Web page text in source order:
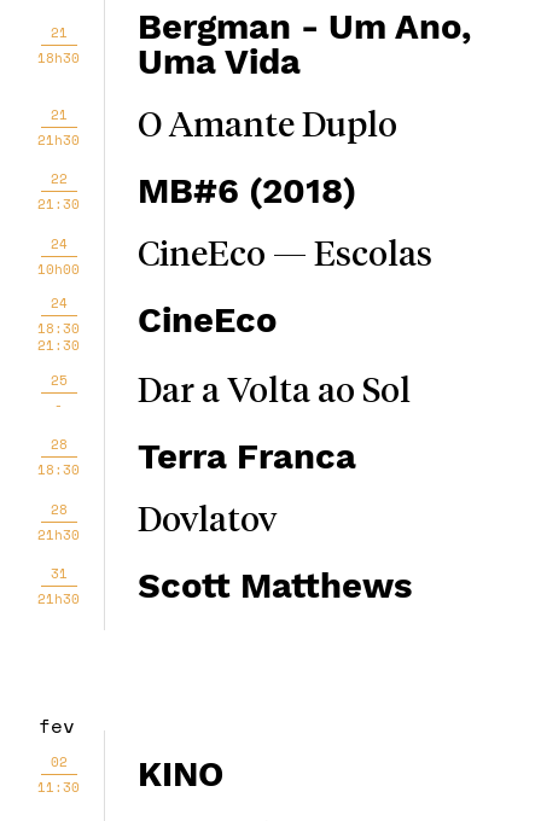
21
18h30
Bergman - Um Ano,
Uma Vida
21
21h30
O Amante Duplo
22
21:30
MB#6 (2018)
24
10h00
CineEco — Escolas
24
18:30
21:30
CineEco
25
-
Dar a Volta ao Sol
28
18:30
Terra Franca
28
21h30
Dovlatov
31
21h30
Scott Matthews
fev
02
11:30
KINO